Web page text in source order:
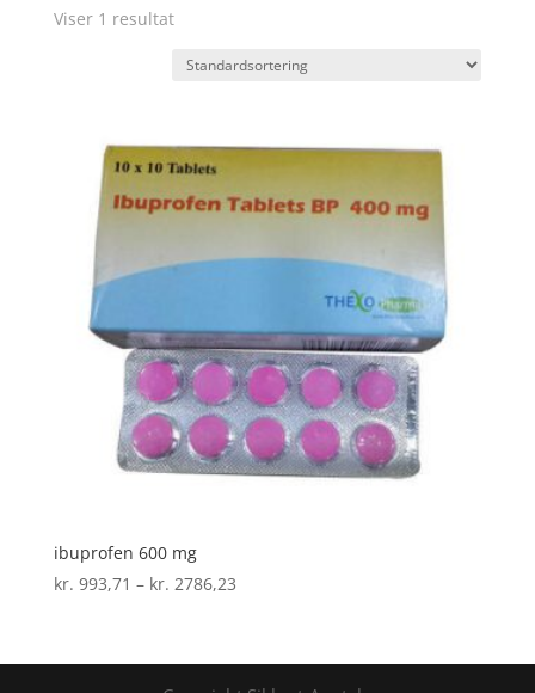
Viser 1 resultat
ibuprofen 600 mg
kr. 993,71 – kr. 2786,23Prisinterval:
kr. 2786,23